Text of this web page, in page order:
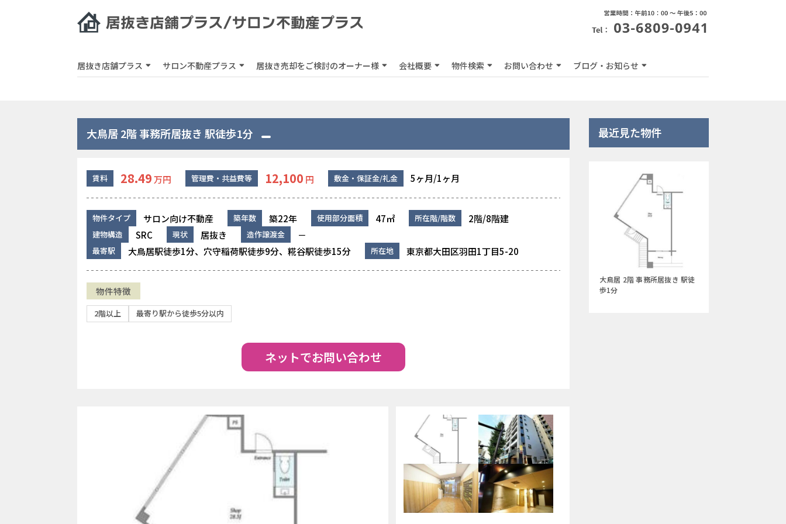
居抜き店舗プラス サロン不動産プラス 居抜き売却をご検討のオーナー様 会社概要 物件検索 お問い合わせ ブログ・お知らせ
大鳥居 2階 事務所居抜き 駅徒歩1分
賃料 28.49万円 管理費・共益費等 12,100 円 敷金・保証金/礼金 5ヶ月/1ヶ月
物件タイプ サロン向け不動産 築年数 築22年 使用部分面積 47㎡ 所在階/階数 2階/8階建
建物構造 SRC 現状 居抜き 造作譲渡金 －
最寄駅 大鳥居駅徒歩1分、穴守稲荷駅徒歩9分、糀谷駅徒歩15分 所在地 東京都大田区羽田1丁目5-20
物件特徴
2階以上 最寄り駅から徒歩5分以内
ネットでお問い合わせ
最近見た物件
大鳥居 2階 事務所居抜き 駅徒
歩1分